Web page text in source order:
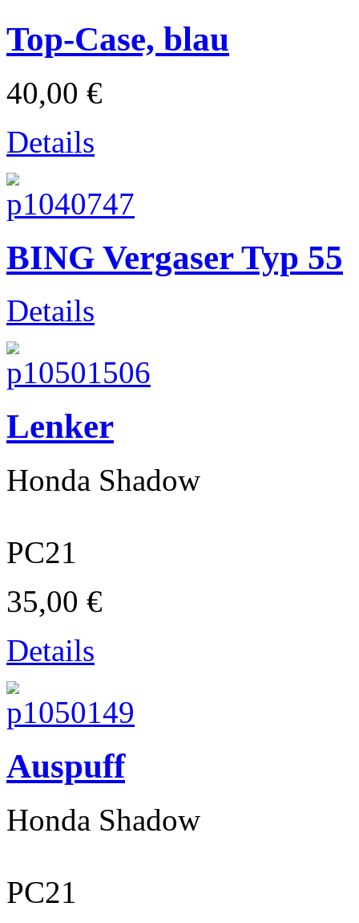
Gilera
historische & klassische Zweiräder
Top-Case, blau
40,00 €
Details
BING Vergaser Typ 55
Details
Lenker
Honda Shadow
PC21
35,00 €
Details
Auspuff
Honda Shadow
PC21